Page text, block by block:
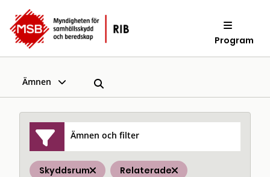
Program
Ämnen
Ämnen och filter
Skyddsrum Relaterade